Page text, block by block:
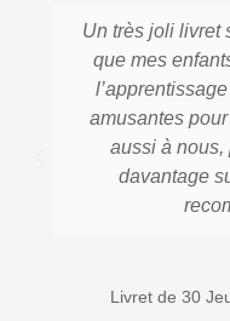
Un très joli livret
que mes
amusantes
aussi à nous,
davantage
Livret de 30